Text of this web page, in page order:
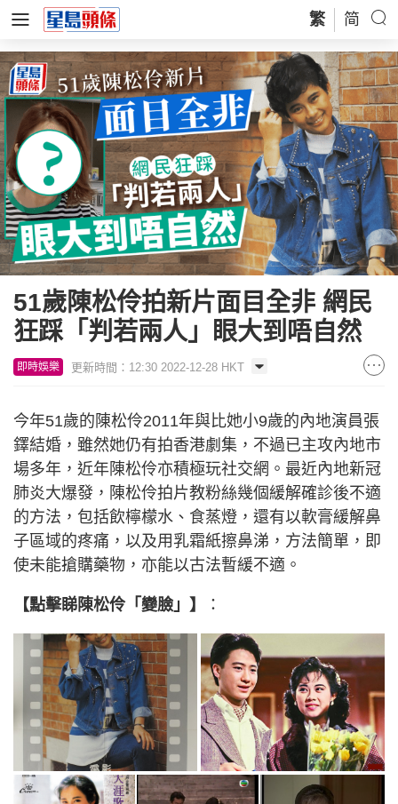
繁 简
51歲陳松伶拍新片面目全非 網民
狂踩「判若兩人」眼大到唔自然
即時娛樂 更新時間：12:30 2022-12-28 HKT
今年51歲的陳松伶2011年與比她小9歲的內地演員張
鐸結婚，雖然她仍有拍香港劇集，不過已主攻內地市
場多年，近年陳松伶亦積極玩社交網。最近內地新冠
肺炎大爆發，陳松伶拍片教粉絲幾個緩解確診後不適
的方法，包括飲檸檬水、食蒸燈，還有以軟膏緩解鼻
子區域的疼痛，以及用乳霜紙擦鼻涕，方法簡單，即
使未能搶購藥物，亦能以古法暫緩不適。
【點擊睇陳松伶「變臉」】 ：